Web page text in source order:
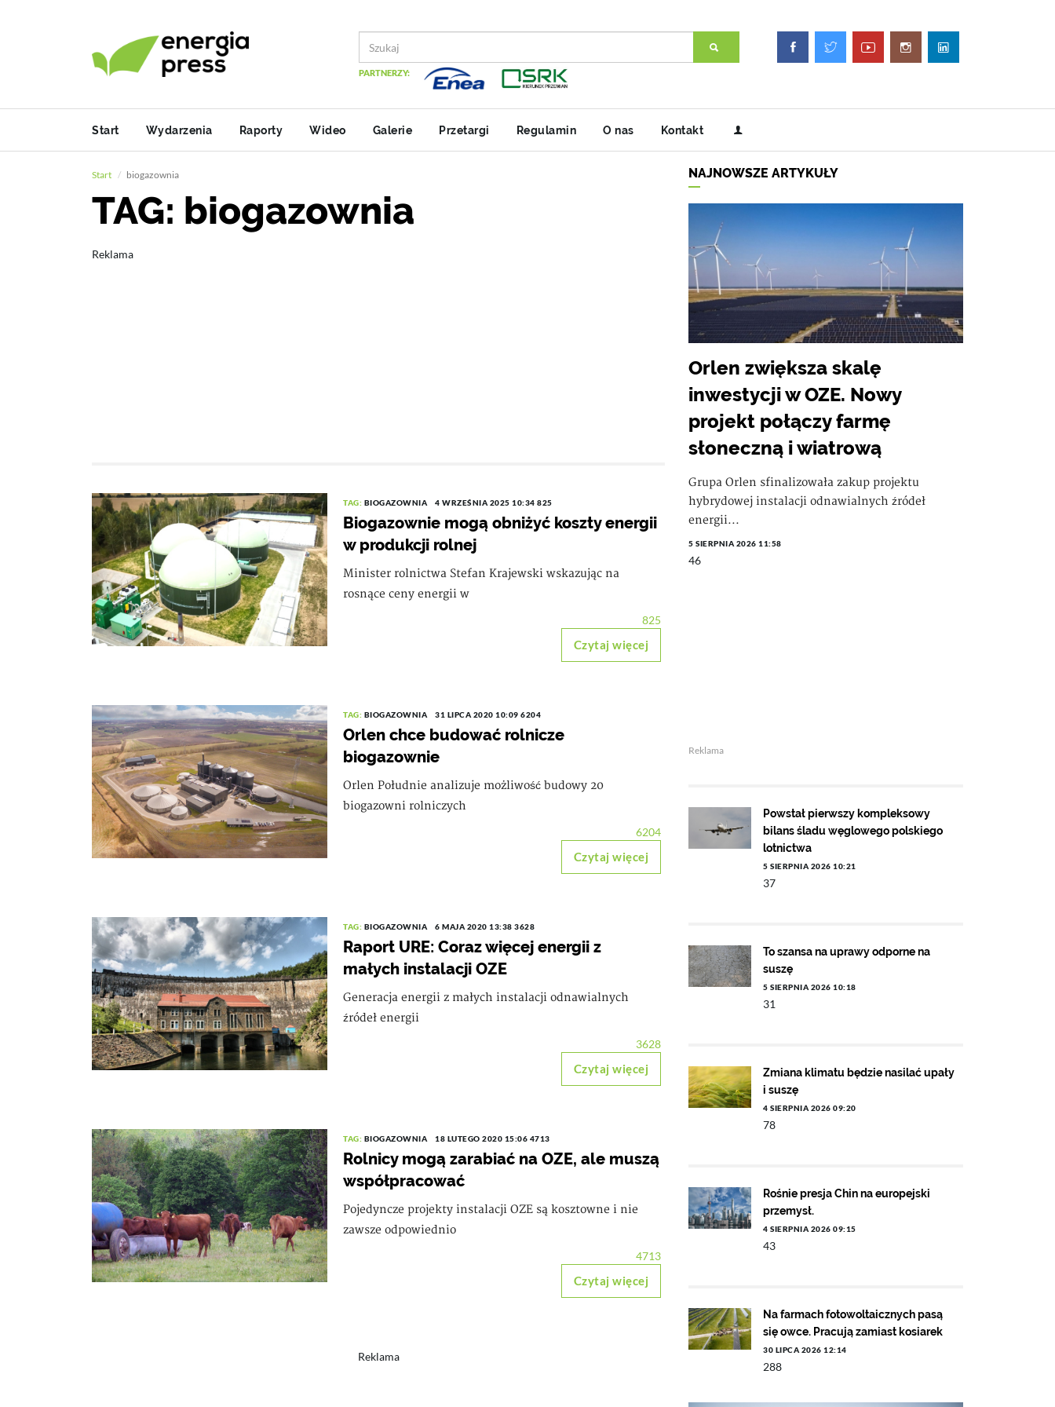
PARTNERZY:
Start Wydarzenia Raporty Wideo Galerie Przetargi Regulamin O nas Kontakt
Start biogazownia
TAG: biogazownia
Reklama
TAG: BIOGAZOWNIA 4 WRZEŚNIA 2025 10:34 825
Biogazownie mogą obniżyć koszty energii
w produkcji rolnej
Minister rolnictwa Stefan Krajewski wskazując na
rosnące ceny energii w
825
Czytaj więcej
TAG: BIOGAZOWNIA 31 LIPCA 2020 10:09 6204
Orlen chce budować rolnicze
biogazownie
Orlen Południe analizuje możliwość budowy 20
biogazowni rolniczych
6204
Czytaj więcej
TAG: BIOGAZOWNIA 6 MAJA 2020 13:38 3628
Raport URE: Coraz więcej energii z
małych instalacji OZE
Generacja energii z małych instalacji odnawialnych
źródeł energii
3628
Czytaj więcej
TAG: BIOGAZOWNIA 18 LUTEGO 2020 15:06 4713
Rolnicy mogą zarabiać na OZE, ale muszą
współpracować
Pojedyncze projekty instalacji OZE są kosztowne i nie
zawsze odpowiednio
4713
Czytaj więcej
Reklama
NAJNOWSZE ARTYKUŁY
Orlen zwiększa skalę
inwestycji w OZE. Nowy
projekt połączy farmę
słoneczną i wiatrową
Grupa Orlen sfinalizowała zakup projektu
hybrydowej instalacji odnawialnych źródeł
energii...
5 SIERPNIA 2026 11:58
46
Reklama
Powstał pierwszy kompleksowy
bilans śladu węglowego polskiego
lotnictwa
5 SIERPNIA 2026 10:21
37
To szansa na uprawy odporne na
suszę
5 SIERPNIA 2026 10:18
31
Zmiana klimatu będzie nasilać upały
i suszę
4 SIERPNIA 2026 09:20
78
Rośnie presja Chin na europejski
przemysł.
4 SIERPNIA 2026 09:15
43
Na farmach fotowoltaicznych pasą
się owce. Pracują zamiast kosiarek
30 LIPCA 2026 12:14
288